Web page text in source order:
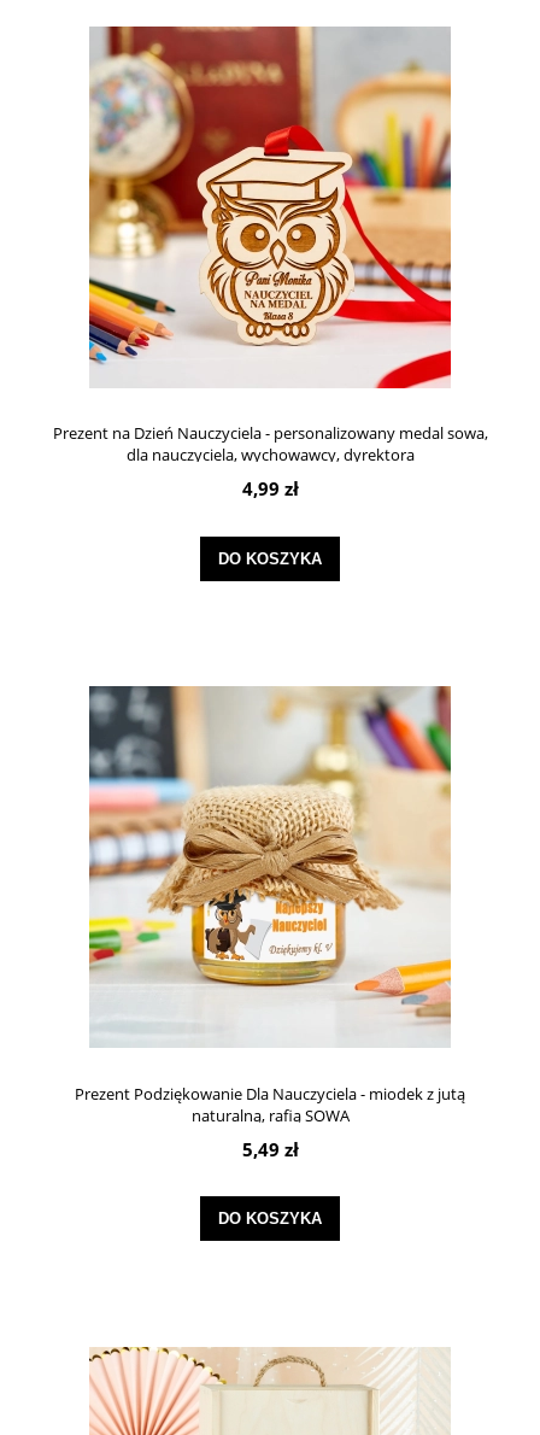
Prezent na Dzień Nauczyciela - personalizowany medal sowa,
dla nauczyciela, wychowawcy, dyrektora
4,99 zł
DO KOSZYKA
Prezent Podziękowanie Dla Nauczyciela - miodek z jutą
naturalną, rafią SOWA
5,49 zł
DO KOSZYKA